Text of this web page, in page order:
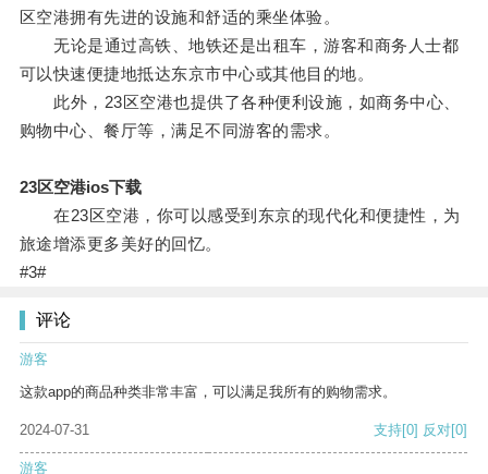
区空港拥有先进的设施和舒适的乘坐体验。
无论是通过高铁、地铁还是出租车，游客和商务人士都
可以快速便捷地抵达东京市中心或其他目的地。
此外，23区空港也提供了各种便利设施，如商务中心、
购物中心、餐厅等，满足不同游客的需求。
23区空港ios下载
在23区空港，你可以感受到东京的现代化和便捷性，为
旅途增添更多美好的回忆。
#3#
评论
游客
这款app的商品种类非常丰富，可以满足我所有的购物需求。
2024-07-31 支持[0] 反对[0]
游客